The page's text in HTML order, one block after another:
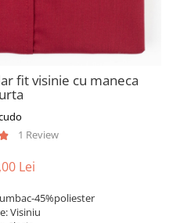
fit visinie cu maneca
1 Review
Lei
45%poliester
Visiniu